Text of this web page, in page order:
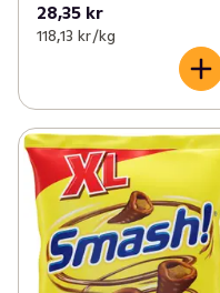
28,35 kr
118,13 kr /kg